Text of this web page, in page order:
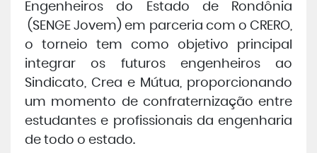
Engenheiros do Estado de Rondônia
(SENGE Jovem) em parceria com o CRERO,
o torneio tem como objetivo principal
integrar os futuros engenheiros ao
Sindicato, Crea e Mútua, proporcionando
um momento de confraternização entre
estudantes e profissionais da engenharia
de todo o estado.